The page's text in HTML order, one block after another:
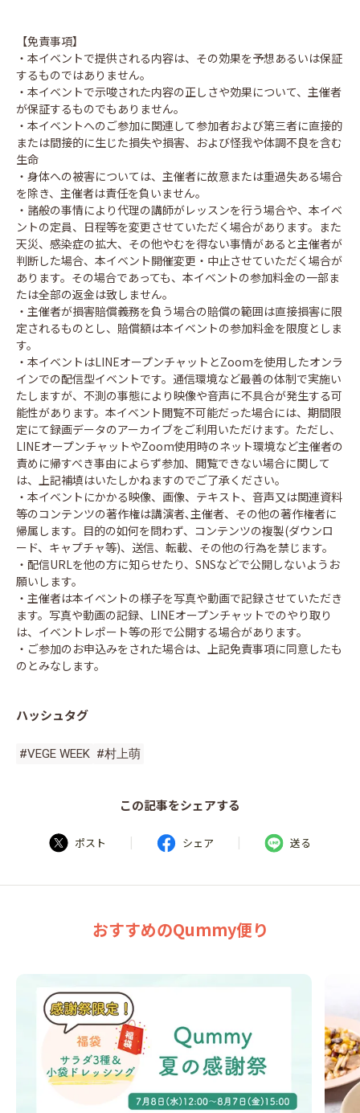
【免責事項】
・本イベントで提供される内容は、その効果を予想あるいは保証
するものではありません。
・本イベントで示唆された内容の正しさや効果について、主催者
が保証するものでもありません。
・本イベントへのご参加に関連して参加者および第三者に直接的
または間接的に生じた損失や損害、および怪我や体調不良を含む
生命
・身体への被害については、主催者に故意または重過失ある場合
を除き、主催者は責任を負いません。
・諸般の事情により代理の講師がレッスンを行う場合や、本イベ
ントの定員、日程等を変更させていただく場合があります。また
天災、感染症の拡大、その他やむを得ない事情があると主催者が
判断した場合、本イベント開催変更・中止させていただく場合が
あります。その場合であっても、本イベントの参加料金の一部ま
たは全部の返金は致しません。
・主催者が損害賠償義務を負う場合の賠償の範囲は直接損害に限
定されるものとし、賠償額は本イベントの参加料金を限度としま
す。
・本イベントはLINEオープンチャットとZoomを使用したオンラ
インでの配信型イベントです。通信環境など最善の体制で実施い
たしますが、不測の事態により映像や音声に不具合が発生する可
能性があります。本イベント閲覧不可能だった場合には、期間限
定にて録画データのアーカイブをご利用いただけます。ただし、
LINEオープンチャットやZoom使用時のネット環境など主催者の
責めに帰すべき事由によらず参加、閲覧できない場合に関して
は、上記補填はいたしかねますのでご了承ください。
・本イベントにかかる映像、画像、テキスト、音声又は関連資料
等のコンテンツの著作権は講演者､主催者、その他の著作権者に
帰属します。目的の如何を問わず、コンテンツの複製(ダウンロ
ード、キャプチャ等)、送信、転載、その他の行為を禁じます。
・配信URLを他の方に知らせたり、SNSなどで公開しないようお
願いします。
・主催者は本イベントの様子を写真や動画で記録させていただき
ます。写真や動画の記録、LINEオープンチャットでのやり取り
は、イベントレポート等の形で公開する場合があります。
・ご参加のお申込みをされた場合は、上記免責事項に同意したも
のとみなします。
ハッシュタグ
#VEGE WEEK #村上萌
この記事をシェアする
ポスト | シェア | 送る
おすすめのQummy便り